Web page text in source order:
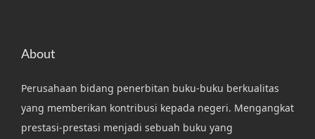
About
Perusahaan bidang penerbitan buku-buku berkualitas
yang memberikan kontribusi kepada negeri. Mengangkat
prestasi-prestasi menjadi sebuah buku yang